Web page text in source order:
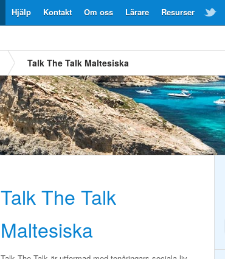
Resurser
Lärare
Om oss
Kontakt
Hjälp
Talk The Talk Maltesiska
Talk The Talk
Maltesiska